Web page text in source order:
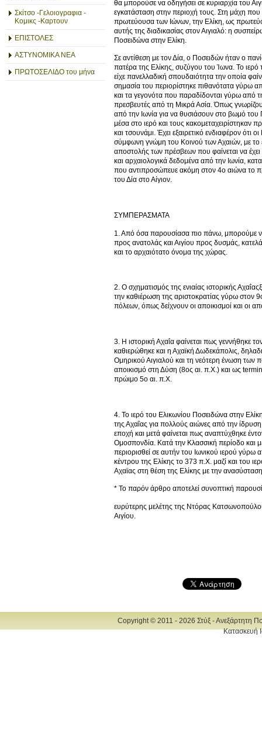
Σκίτσο -Γελοιογραφια -
Κομικς -Καρτουν
ΕΠΙΣΤΟΛΕΣ
ΑΣΤΥΝΟΜΙΚΑ ΝΕΑ
ΠΡΩΤΟΣΕΛΙΔΟ του μήνα
θα μπορούσε να οδηγήσει σε κυριαρχία του
εγκατάσταση στην περιοχή τους. Στη μάχη που
πρωτεύουσα των Ιώνων, την Ελίκη, ως
αυτής της διαδικασίας στον Αιγιαλό: η
Ποσειδώνα στην Ελίκη.
Σε αντίθεση με τον Δία, ο Ποσειδών ήταν ο
πατέρα της Ελίκης, συζύγου του Ίωνα. Το
είχε πανελλαδική σπουδαιότητα την οποία
σημασία του περιορίστηκε πιθανότατα γύρω
και τα γεγονότα που παραδίδονται γύρω από
πρεσβευτές από τη Μικρά Ασία. Όπως
από την Ιωνία για να θυσιάσουν στο βωμό του
μέσα στο ιερό και τους
και τσουνάμι. Έχει εξαιρετικό ενδιαφέρον ότι
σύμφωνη γνώμη του Κοινού των Αχαιών, με το
αποστολής των πρέσβεων που φαίνεται να
και αρχαιολογικά δεδομένα από την Ιωνία,
που αντιπροσώπευε ακόμη στον 4ο αιώνα το
του Δία στο Αίγιον.
ΣΥΜΠΕΡΑΣΜΑΤΑ
1. Από όσα παρουσίασα πιο πάνω, μπορούμε
προς ανατολάς και Αιγίου προς δυσμάς,
και το αρχαιότατο όνομα της χώρας.
2. Ο σχηματισμός της ενιαίας ιστορικής
την καθιέρωση της αριστοκρατίας γύρω στον
πόλεων, όπως δείχνουν οι αποικισμοί και οι
3. Η ιστορική Αχαΐα φαίνεται πως γεννήθηκε
καθιερώθηκε και η Αχαϊκή Δωδεκάπολις,
Ομηρικού Αιγιαλού και τη νεότερη ένωση των
αποικισμό στη Δύση (8ος αι. π.Χ.) και ως
πρώιμο 5ο αι. π.Χ.
4. Το ιερό του Ελικωνίου Ποσειδώνα στην
της Αχαΐας για πολλούς αιώνες από την
εποχή και μετά φαίνεται πως αναπτύχθηκε
Ομοσπονδία. Κατά την Κλασσική περίοδο και
περιορισθεί σε αυτήν του Ιωνικού ιερού
κέντρου της Ελίκης το 373 π.Χ. μαζί και του
Αχαϊας στη θέση της Ελίκης με την
* Το παρόν άρθρο αποτελεί συνοπτική
ευρύτερης μελέτης της Ντόρας
Αιγίου.
Copyright © 2011 - 2026 Στύξ - Ανεξάρτητη
Κατασκευή